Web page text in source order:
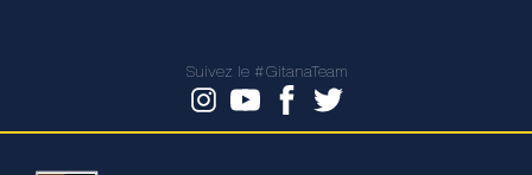
Suivez le #GitanaTeam